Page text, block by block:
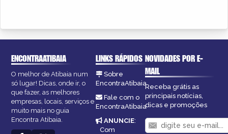
ENCONTRAATIBAIA
O melhor de Atibaia num
só lugar! Dicas, onde ir, o
que fazer, as melhores
empresas, locais, serviços e
muito mais no guia
Encontra Atibaia.
LINKS RÁPIDOS
Sobre
EncontraAtibaia
Fale com o
EncontraAtibaia
ANUNCIE:
Com
NOVIDADES POR E-
MAIL
Receba grátis as
principais notícias,
dicas e promoções